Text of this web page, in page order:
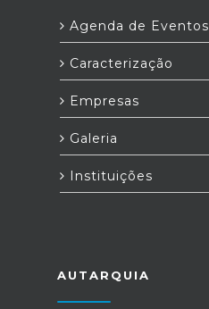
Agenda de Eventos
Caracterização
Empresas
Galeria
Instituições
AUTARQUIA